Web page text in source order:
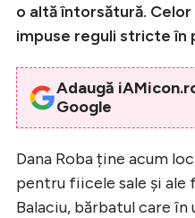
Intră în cont
Creează
o altă întorsătură.
impuse reguli stricte în
Adaugă
Google
Dana Roba ține acum
pentru fiicele sale și ale
Balaciu, bărbatul care în